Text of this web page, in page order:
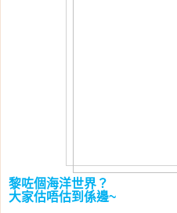
黎咗個海洋世界？
大家估唔估到係邊~